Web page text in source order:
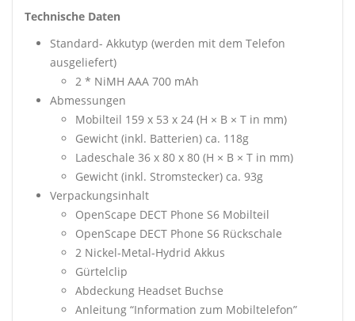
Technische Daten
Standard- Akkutyp (werden mit dem Telefon
ausgeliefert)
2 * NiMH AAA 700 mAh
Abmessungen
Mobilteil 159 x 53 x 24 (H × B × T in mm)
Gewicht (inkl. Batterien) ca. 118g
Ladeschale 36 x 80 x 80 (H × B × T in mm)
Gewicht (inkl. Stromstecker) ca. 93g
Verpackungsinhalt
OpenScape DECT Phone S6 Mobilteil
OpenScape DECT Phone S6 Rückschale
2 Nickel-Metal-Hydrid Akkus
Gürtelclip
Abdeckung Headset Buchse
Anleitung “Information zum Mobiltelefon”